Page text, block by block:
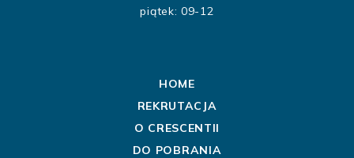
piątek: 09-12
HOME
REKRUTACJA
O CRESCENTII
DO POBRANIA